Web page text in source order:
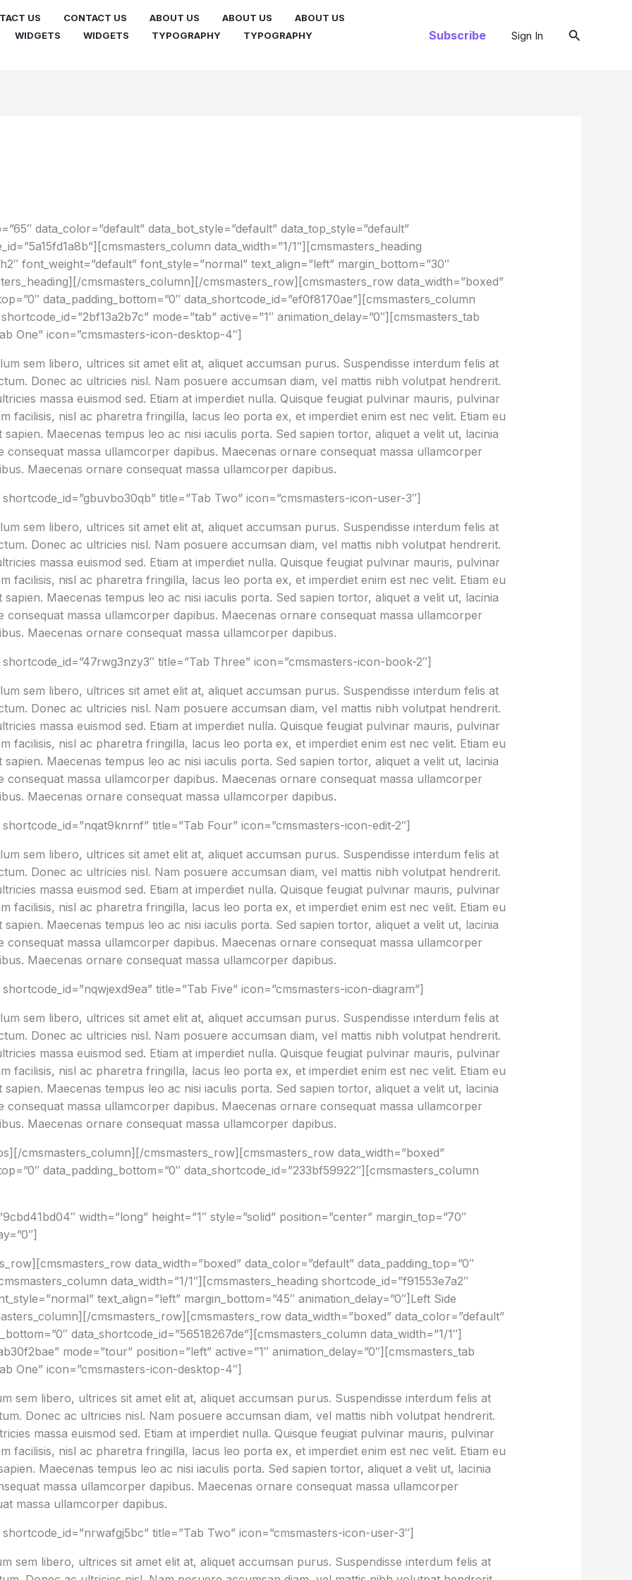
US CONTACT US ABOUT US ABOUT US
ABOUT US
WIDGETS
WIDGETS TYPOGRAPHY TYPOGRAPHY Subscribe Sign In Buscar
data_color=”default” data_bot_style=”default” data_top_style=”default”
data_width=”1/1″][cmsmasters_heading
font_weight=”default” font_style=”normal” text_align=”left” margin_bottom=”30″
cmsmasters_column][/cmsmasters_row][cmsmasters_row data_width=”boxed”
data_padding_bottom=”0″ data_shortcode_id=”ef0f8170ae”][cmsmasters_column
mode=”tab” active=”1″ animation_delay=”0″][cmsmasters_tab
One” icon=”cmsmasters-icon-desktop-4″]
sem libero, ultrices sit amet elit at, aliquet accumsan purus. Suspendisse interdum felis at
Donec ac ultricies nisl. Nam posuere accumsan diam, vel mattis nibh volutpat hendrerit.
massa euismod sed. Etiam at imperdiet nulla. Quisque feugiat pulvinar mauris, pulvinar
facilisis, nisl ac pharetra fringilla, lacus leo porta ex, et imperdiet enim est nec velit. Etiam eu
Maecenas tempus leo ac nisi iaculis porta. Sed sapien tortor, aliquet a velit ut, lacinia
consequat massa ullamcorper dapibus. Maecenas ornare consequat massa ullamcorper
Maecenas ornare consequat massa ullamcorper dapibus.
title=”Tab Two” icon=”cmsmasters-icon-user-3″]
sem libero, ultrices sit amet elit at, aliquet accumsan purus. Suspendisse interdum felis at
Donec ac ultricies nisl. Nam posuere accumsan diam, vel mattis nibh volutpat hendrerit.
massa euismod sed. Etiam at imperdiet nulla. Quisque feugiat pulvinar mauris, pulvinar
facilisis, nisl ac pharetra fringilla, lacus leo porta ex, et imperdiet enim est nec velit. Etiam eu
Maecenas tempus leo ac nisi iaculis porta. Sed sapien tortor, aliquet a velit ut, lacinia
consequat massa ullamcorper dapibus. Maecenas ornare consequat massa ullamcorper
Maecenas ornare consequat massa ullamcorper dapibus.
title=”Tab Three” icon=”cmsmasters-icon-book-2″]
sem libero, ultrices sit amet elit at, aliquet accumsan purus. Suspendisse interdum felis at
Donec ac ultricies nisl. Nam posuere accumsan diam, vel mattis nibh volutpat hendrerit.
massa euismod sed. Etiam at imperdiet nulla. Quisque feugiat pulvinar mauris, pulvinar
facilisis, nisl ac pharetra fringilla, lacus leo porta ex, et imperdiet enim est nec velit. Etiam eu
Maecenas tempus leo ac nisi iaculis porta. Sed sapien tortor, aliquet a velit ut, lacinia
consequat massa ullamcorper dapibus. Maecenas ornare consequat massa ullamcorper
Maecenas ornare consequat massa ullamcorper dapibus.
title=”Tab Four” icon=”cmsmasters-icon-edit-2″]
sem libero, ultrices sit amet elit at, aliquet accumsan purus. Suspendisse interdum felis at
Donec ac ultricies nisl. Nam posuere accumsan diam, vel mattis nibh volutpat hendrerit.
massa euismod sed. Etiam at imperdiet nulla. Quisque feugiat pulvinar mauris, pulvinar
facilisis, nisl ac pharetra fringilla, lacus leo porta ex, et imperdiet enim est nec velit. Etiam eu
Maecenas tempus leo ac nisi iaculis porta. Sed sapien tortor, aliquet a velit ut, lacinia
consequat massa ullamcorper dapibus. Maecenas ornare consequat massa ullamcorper
Maecenas ornare consequat massa ullamcorper dapibus.
title=”Tab Five” icon=”cmsmasters-icon-diagram”]
sem libero, ultrices sit amet elit at, aliquet accumsan purus. Suspendisse interdum felis at
Donec ac ultricies nisl. Nam posuere accumsan diam, vel mattis nibh volutpat hendrerit.
massa euismod sed. Etiam at imperdiet nulla. Quisque feugiat pulvinar mauris, pulvinar
facilisis, nisl ac pharetra fringilla, lacus leo porta ex, et imperdiet enim est nec velit. Etiam eu
Maecenas tempus leo ac nisi iaculis porta. Sed sapien tortor, aliquet a velit ut, lacinia
consequat massa ullamcorper dapibus. Maecenas ornare consequat massa ullamcorper
Maecenas ornare consequat massa ullamcorper dapibus.
cmsmasters_column][/cmsmasters_row][cmsmasters_row data_width=”boxed”
data_padding_bottom=”0″ data_shortcode_id=”233bf59922″][cmsmasters_column
width=”long” height=”1″ style=”solid” position=”center” margin_top=”70″
data_width=”boxed” data_color=”default” data_padding_top=”0″
data_width=”1/1″][cmsmasters_heading shortcode_id=”f91553e7a2″
text_align=”left” margin_bottom=”45″ animation_delay=”0″]Left Side
cmsmasters_row][cmsmasters_row data_width=”boxed” data_color=”default”
data_shortcode_id=”56518267de”][cmsmasters_column data_width=”1/1″]
mode=”tour” position=”left” active=”1″ animation_delay=”0″][cmsmasters_tab
One” icon=”cmsmasters-icon-desktop-4″]
sem libero, ultrices sit amet elit at, aliquet accumsan purus. Suspendisse interdum felis at
Donec ac ultricies nisl. Nam posuere accumsan diam, vel mattis nibh volutpat hendrerit.
massa euismod sed. Etiam at imperdiet nulla. Quisque feugiat pulvinar mauris, pulvinar
facilisis, nisl ac pharetra fringilla, lacus leo porta ex, et imperdiet enim est nec velit. Etiam eu
Maecenas tempus leo ac nisi iaculis porta. Sed sapien tortor, aliquet a velit ut, lacinia
massa ullamcorper dapibus. Maecenas ornare consequat massa ullamcorper
massa ullamcorper dapibus.
title=”Tab Two” icon=”cmsmasters-icon-user-3″]
sem libero, ultrices sit amet elit at, aliquet accumsan purus. Suspendisse interdum felis at